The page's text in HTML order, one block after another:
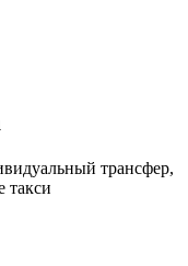
трансфер,
такси